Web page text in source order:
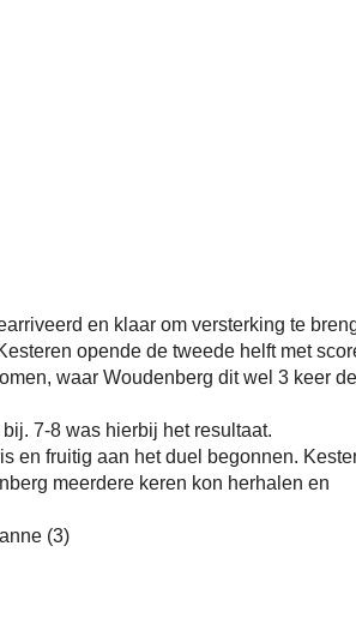
en klaar om versterking te
opende de tweede helft met
waar Woudenberg dit wel 3 keer
7-8 was hierbij het resultaat.
en fruitig aan het duel begonnen.
meerdere keren kon herhalen en
(3)